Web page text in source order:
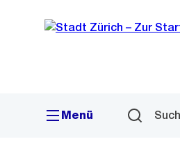
Navigation
Sprunglink
Menü